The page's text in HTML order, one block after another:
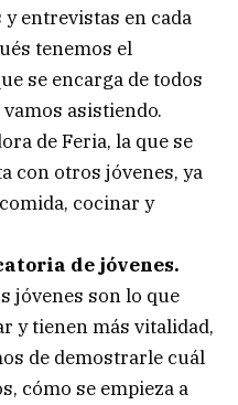
y entrevistas en cada
tenemos el
se encarga de todos
asistiendo.
de Feria, la que se
con otros jóvenes, ya
cocinar y
de jóvenes.
jóvenes son lo que
y tienen más vitalidad,
de demostrarle cuál
cómo se empieza a